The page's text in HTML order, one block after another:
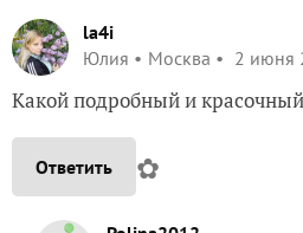
la4i
Юлия
Москва 2 июня
Какой подробный и
Ответить ✿